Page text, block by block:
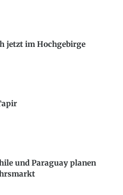
jetzt im Hochgebirge
und Paraguay planen